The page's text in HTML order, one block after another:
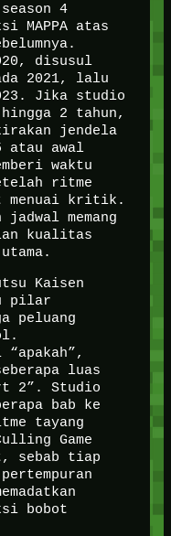
4
MAPPA atas
disusul
2021, lalu
Jika studio
hingga 2 tahun,
jendela
awal
waktu
ritme
menuai kritik.
memang
kualitas
Kaisen
pilar
peluang
luas
2”. Studio
bab ke
tayang
Game
sebab tiap
bobot